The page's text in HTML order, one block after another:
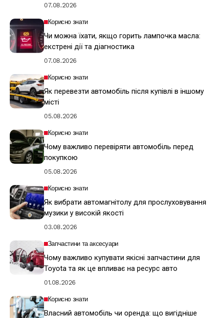
07.08.2026
Корисно знати
Чи можна їхати, якщо горить лампочка масла:
екстрені дії та діагностика
07.08.2026
Корисно знати
Як перевезти автомобіль після купівлі в іншому
місті
05.08.2026
Корисно знати
Чому важливо перевіряти автомобіль перед
покупкою
05.08.2026
Корисно знати
Як вибрати автомагнітолу для прослуховування
музики у високій якості
03.08.2026
Запчастини та аксесуари
Чому важливо купувати якісні запчастини для
Toyota та як це впливає на ресурс авто
01.08.2026
Корисно знати
Власний автомобіль чи оренда: що вигідніше